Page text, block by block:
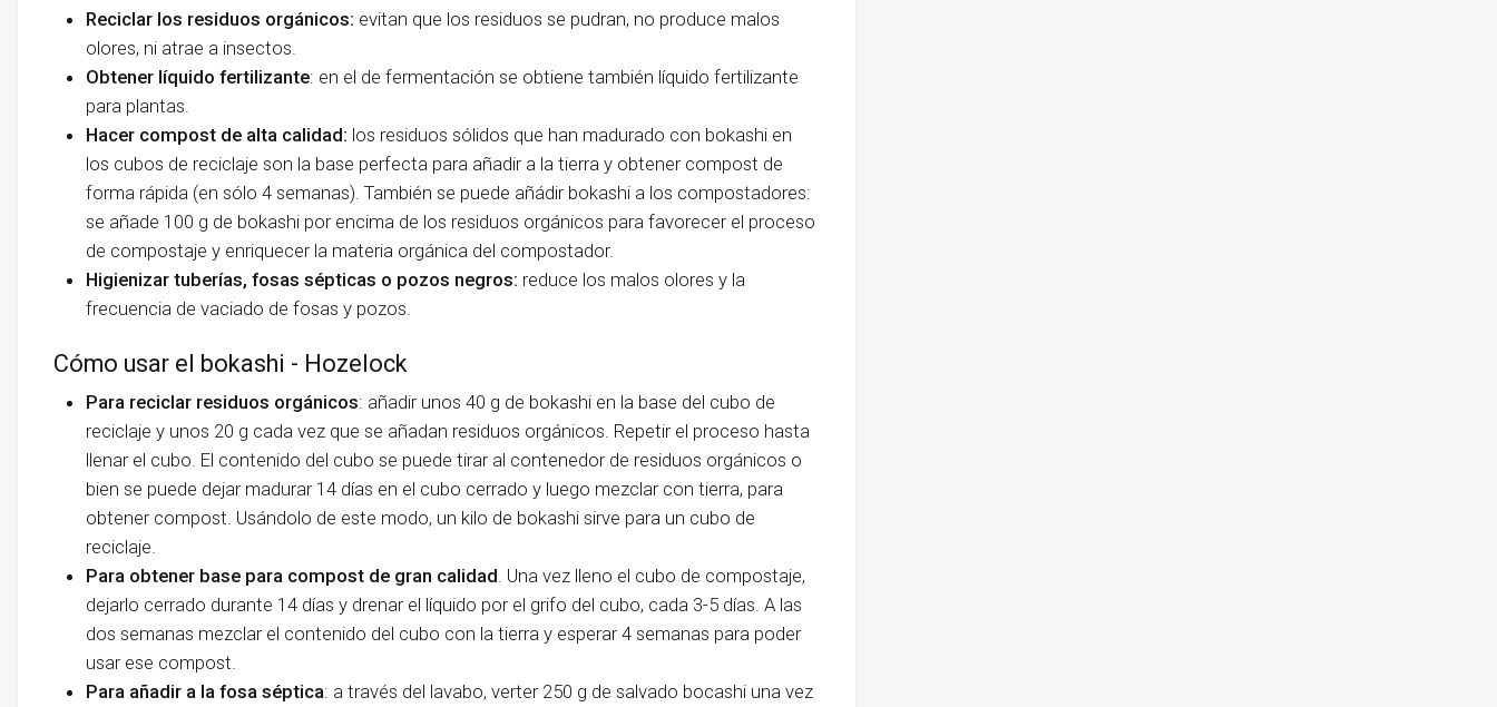
Reciclar los residuos orgánicos: evitan que los residuos se pudran, no produce malos
olores, ni atrae a insectos.
Obtener líquido fertilizante: en el de fermentación se obtiene también líquido fertilizante
para plantas.
Hacer compost de alta calidad: los residuos sólidos que han madurado con bokashi en
los cubos de reciclaje son la base perfecta para añadir a la tierra y obtener compost de
forma rápida (en sólo 4 semanas). También se puede añádir bokashi a los compostadores:
se añade 100 g de bokashi por encima de los residuos orgánicos para favorecer el proceso
de compostaje y enriquecer la materia orgánica del compostador.
Higienizar tuberías, fosas sépticas o pozos negros: reduce los malos olores y la
frecuencia de vaciado de fosas y pozos.
Cómo usar el bokashi - Hozelock
Para reciclar residuos orgánicos: añadir unos 40 g de bokashi en la base del cubo de
reciclaje y unos 20 g cada vez que se añadan residuos orgánicos. Repetir el proceso hasta
llenar el cubo. El contenido del cubo se puede tirar al contenedor de residuos orgánicos o
bien se puede dejar madurar 14 días en el cubo cerrado y luego mezclar con tierra, para
obtener compost. Usándolo de este modo, un kilo de bokashi sirve para un cubo de
reciclaje.
Para obtener base para compost de gran calidad . Una vez lleno el cubo de compostaje,
dejarlo cerrado durante 14 días y drenar el líquido por el grifo del cubo, cada 3-5 días. A las
dos semanas mezclar el contenido del cubo con la tierra y esperar 4 semanas para poder
usar ese compost.
Para añadir a la fosa séptica: a través del lavabo, verter 250 g de salvado bocashi una vez